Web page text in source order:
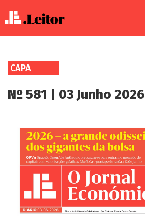
mainCAPA
Nº 581 | 03 Junho 2026